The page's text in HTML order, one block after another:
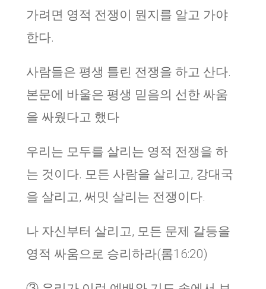
가려면 영적 전쟁이 뭔지를 알고 가야
한다.
사람들은 평생 틀린 전쟁을 하고 산다.
본문에 바울은 평생 믿음의 선한 싸움
을 싸웠다고 했다
우리는 모두를 살리는 영적 전쟁을 하
는 것이다. 모든 사람을 살리고, 강대국
을 살리고, 써밋 살리는 전쟁이다.
나 자신부터 살리고, 모든 문제 갈등을
영적 싸움으로 승리하라(롬16:20)